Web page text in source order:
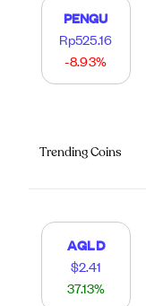
PENGU
Rp525.16
-8.93%
Trending Coins
AGLD
$2.41
37.13%